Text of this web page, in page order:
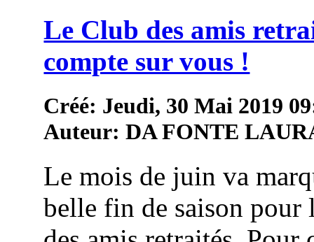
Le Club des amis
compte sur vous !
Créé: Jeudi, 30 Mai 2019
Auteur: DA FONTE
Le mois de juin va
belle fin de saison pour